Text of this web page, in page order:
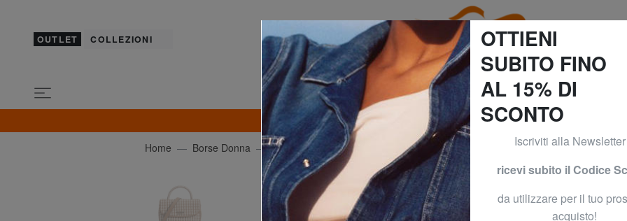
OUTLET COLLEZIONI
SOLO OGGI E DOMANI! CONSEGNA GRATUITA*! (*Per ordini
Home Borse Donna GUESS
GUESS
MIREMA
Ora a 69,99
OTTIENI
SUBITO FINO
AL 15% DI
SCONTO
Iscriviti alla
ricevi subito il Codice
da utilizzare per il tuo
acquisto!